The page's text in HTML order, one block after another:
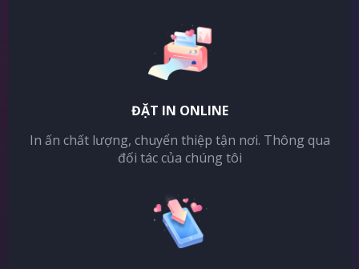
ĐẶT IN ONLINE
In ấn chất lượng, chuyển thiệp tận nơi. Thông qua
đối tác của chúng tôi